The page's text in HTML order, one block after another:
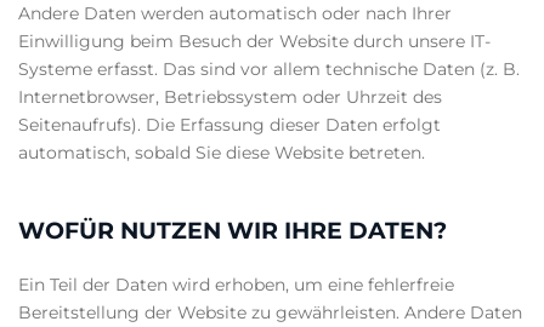
Andere Daten werden automatisch oder nach Ihrer
Einwilligung beim Besuch der Website durch unsere IT-
Systeme erfasst. Das sind vor allem technische Daten (z. B.
Internetbrowser, Betriebssystem oder Uhrzeit des
Seitenaufrufs). Die Erfassung dieser Daten erfolgt
automatisch, sobald Sie diese Website betreten.
WOFÜR NUTZEN WIR IHRE DATEN?
Ein Teil der Daten wird erhoben, um eine fehlerfreie
Bereitstellung der Website zu gewährleisten. Andere Daten